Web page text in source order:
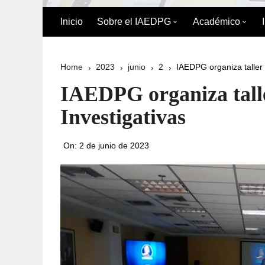
Inicio Sobre el IAEDPG
Principios y Valores
Normativa Interna
Naturaleza Jurídica del
IAEDPG
Académico
Home 2023 junio 2 IAEDPG organiza
IAEDPG organiza
Investigativas
On: 2 de junio de 2023